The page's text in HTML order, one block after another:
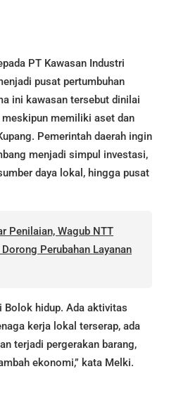
PT Kawasan Industri
pusat pertumbuhan
ini kawasan tersebut dinilai
memiliki aset dan
Pemerintah daerah ingin
menjadi simpul investasi,
daya lokal, hingga pusat
Penilaian, Wagub NTT
Perubahan Layanan
Bolok hidup. Ada aktivitas
kerja lokal terserap, ada
terjadi pergerakan barang,
ekonomi,” kata Melki.